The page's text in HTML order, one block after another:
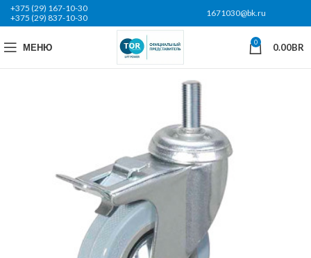
+375 (29) 167-10-30
+375 (29) 837-10-30
1671030@bk.ru
МЕНЮ 0 0.00BR